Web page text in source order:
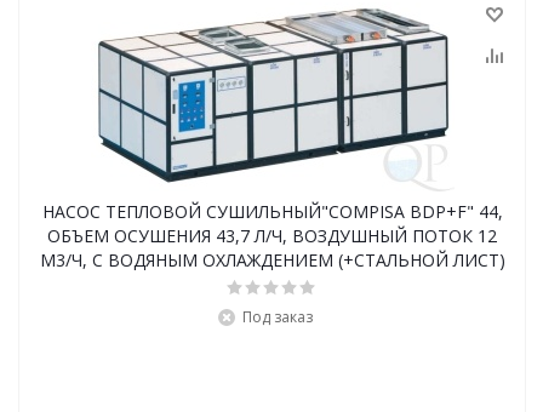
НАСОС ТЕПЛОВОЙ СУШИЛЬНЫЙ"COMPISA BDP+F" 44,
ОБЪЕМ ОСУШЕНИЯ 43,7 Л/Ч, ВОЗДУШНЫЙ ПОТОК 12
М3/Ч, С ВОДЯНЫМ ОХЛАЖДЕНИЕМ (+СТАЛЬНОЙ ЛИСТ)
Под заказ